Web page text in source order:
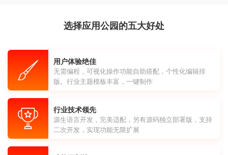
选择应用公园的五大好处
用户体验绝佳
无需编程，可视化操作功能自助搭配，个性化编辑排
版。行业主题模板丰富，一键制作
行业技术领先
源生语言开发，完美适配，另有源码独立部署版，支持
二次开发，实现功能无限扩展